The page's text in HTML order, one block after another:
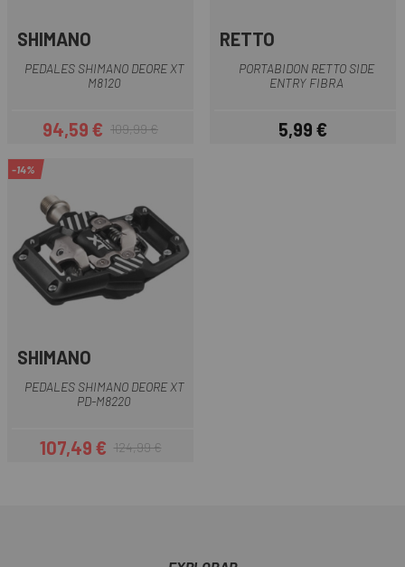
SHIMANO
PEDALES SHIMANO DEORE XT
M8120
Precio
94,59 €Precio regular
109,99 €
RETTO
PORTABIDON RETTO SIDE
ENTRY FIBRA
Precio
5,99 €
-14%
SHIMANO
PEDALES SHIMANO DEORE XT
PD-M8220
Precio
107,49 €Precio regular
124,99 €